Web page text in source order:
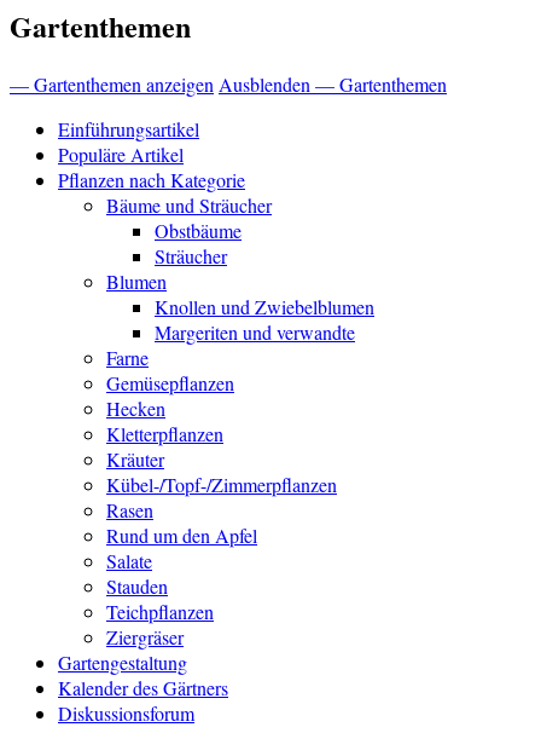
Gartenthemen
— Gartenthemen anzeigen Ausblenden — Gartenthemen
Einführungsartikel
Populäre Artikel
Pflanzen nach Kategorie
Bäume und Sträucher
Obstbäume
Sträucher
Blumen
Knollen und Zwiebelblumen
Margeriten und verwandte
Farne
Gemüsepflanzen
Hecken
Kletterpflanzen
Kräuter
Kübel-/Topf-/Zimmerpflanzen
Rasen
Rund um den Apfel
Salate
Stauden
Teichpflanzen
Ziergräser
Gartengestaltung
Kalender des Gärtners
Diskussionsforum